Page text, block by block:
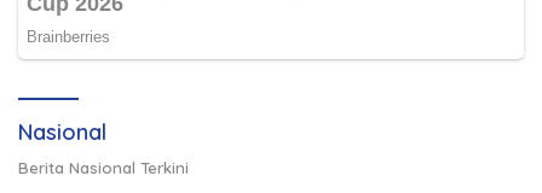
Nasional
Berita Nasional Terkini